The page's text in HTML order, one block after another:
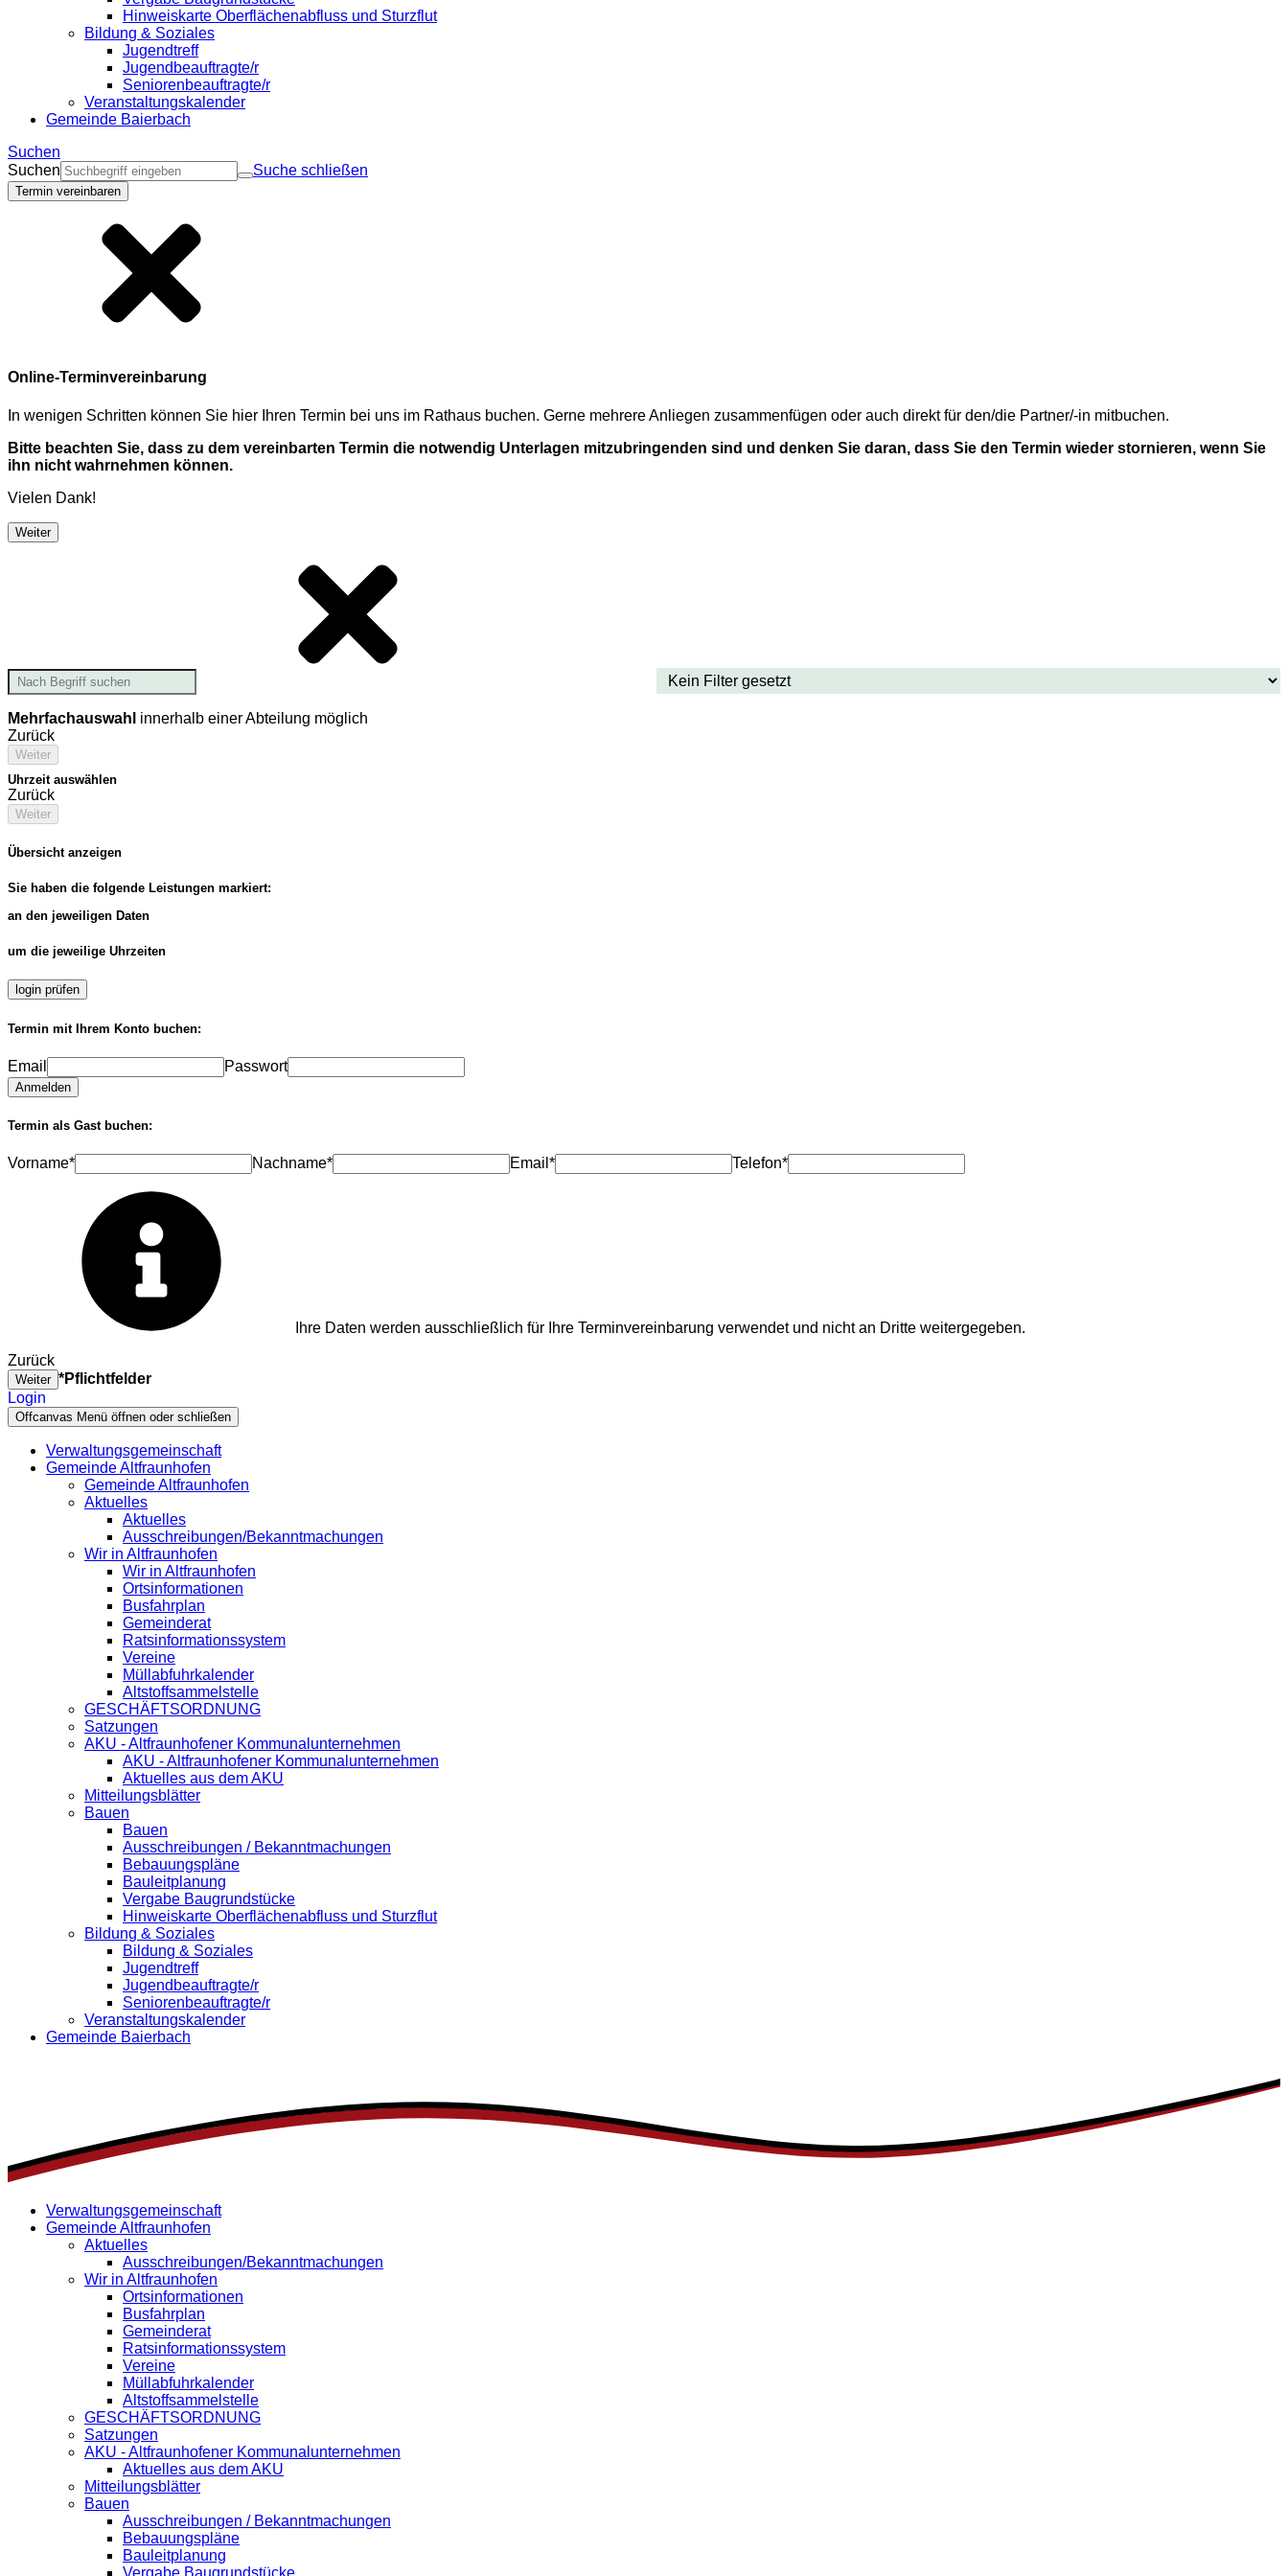
Hinweiskarte Oberflächenabfluss und Sturzflut
Bildung & Soziales
Jugendtreff
Jugendbeauftragte/r
Seniorenbeauftragte/r
Veranstaltungskalender
Gemeinde Baierbach
Suchen
Suchen
Suche schließen
Termin vereinbaren
Online-Terminvereinbarung
In wenigen Schritten können Sie hier Ihren Termin bei uns im Rathaus buchen. Gerne mehrere Anliegen zusammenfügen oder auch direkt für den/die Partner/-in mitbuchen.
Bitte beachten Sie, dass zu dem vereinbarten Termin die notwendig Unterlagen mitzubringenden sind und denken Sie daran, dass Sie den Termin wieder stornieren, wenn Sie
ihn nicht wahrnehmen können.
Vielen Dank!
Weiter
Mehrfachauswahl innerhalb einer Abteilung möglich
Zurück
Weiter
Uhrzeit auswählen
Zurück
Weiter
Übersicht anzeigen
Sie haben die folgende Leistungen markiert:
an den jeweiligen Daten
um die jeweilige Uhrzeiten
login prüfen
Termin mit Ihrem Konto buchen:
Email Passwort
Anmelden
Termin als Gast buchen:
Vorname* Nachname* Email* Telefon*
Ihre Daten werden ausschließlich für Ihre Terminvereinbarung verwendet und nicht an Dritte weitergegeben.
Zurück
Weiter *Pflichtfelder
Login
Offcanvas Menü öffnen oder schließen
Verwaltungsgemeinschaft
Gemeinde Altfraunhofen
Gemeinde Altfraunhofen
Aktuelles
Aktuelles
Ausschreibungen/Bekanntmachungen
Wir in Altfraunhofen
Wir in Altfraunhofen
Ortsinformationen
Busfahrplan
Gemeinderat
Ratsinformationssystem
Vereine
Müllabfuhrkalender
Altstoffsammelstelle
GESCHÄFTSORDNUNG
Satzungen
AKU - Altfraunhofener Kommunalunternehmen
AKU - Altfraunhofener Kommunalunternehmen
Aktuelles aus dem AKU
Mitteilungsblätter
Bauen
Bauen
Ausschreibungen / Bekanntmachungen
Bebauungspläne
Bauleitplanung
Vergabe Baugrundstücke
Hinweiskarte Oberflächenabfluss und Sturzflut
Bildung & Soziales
Bildung & Soziales
Jugendtreff
Jugendbeauftragte/r
Seniorenbeauftragte/r
Veranstaltungskalender
Gemeinde Baierbach
Verwaltungsgemeinschaft
Gemeinde Altfraunhofen
Aktuelles
Ausschreibungen/Bekanntmachungen
Wir in Altfraunhofen
Ortsinformationen
Busfahrplan
Gemeinderat
Ratsinformationssystem
Vereine
Müllabfuhrkalender
Altstoffsammelstelle
GESCHÄFTSORDNUNG
Satzungen
AKU - Altfraunhofener Kommunalunternehmen
Aktuelles aus dem AKU
Mitteilungsblätter
Bauen
Ausschreibungen / Bekanntmachungen
Bebauungspläne
Bauleitplanung
Vergabe Baugrundstücke